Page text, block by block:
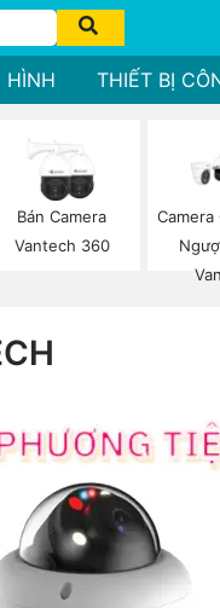
HÌNH THIẾT BỊ
Bán Camera
Vantech 360
Camera